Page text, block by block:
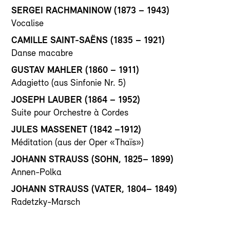
SERGEI RACHMANINOW (1873 – 1943)
Vocalise
CAMILLE SAINT-SAËNS (1835 – 1921)
Danse macabre
GUSTAV MAHLER (1860 – 1911)
Adagietto (aus Sinfonie Nr. 5)
JOSEPH LAUBER (1864 – 1952)
Suite pour Orchestre à Cordes
JULES MASSENET (1842 –1912)
Méditation (aus der Oper «Thaïs»)
JOHANN STRAUSS (SOHN, 1825– 1899)
Annen-Polka
JOHANN STRAUSS (VATER, 1804– 1849)
Radetzky-Marsch